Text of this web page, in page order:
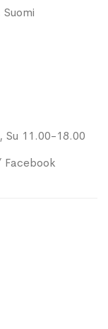
Su 11.00-18.00
Facebook